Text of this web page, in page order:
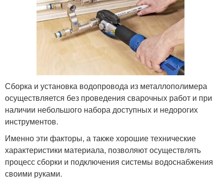
Сборка и установка водопровода из металлополимера
осуществляется без проведения сварочных работ и при
наличии небольшого набора доступных и недорогих
инструментов.
Именно эти факторы, а также хорошие технические
характеристики материала, позволяют осуществлять
процесс сборки и подключения системы водоснабжения
своими руками.